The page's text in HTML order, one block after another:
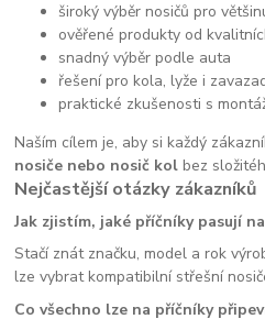
široký výběr nosičů pro
ověřené produkty od
snadný výběr podle auta
řešení pro kola, lyže i
praktické zkušenosti s
Naším cílem je, aby si každý
nosiče nebo nosič kol bez
Nejčastější otázky zákazníků
Jak zjistím, jaké příčníky pasují
Stačí znát značku, model a rok
lze vybrat kompatibilní střešní
Co všechno lze na příčníky